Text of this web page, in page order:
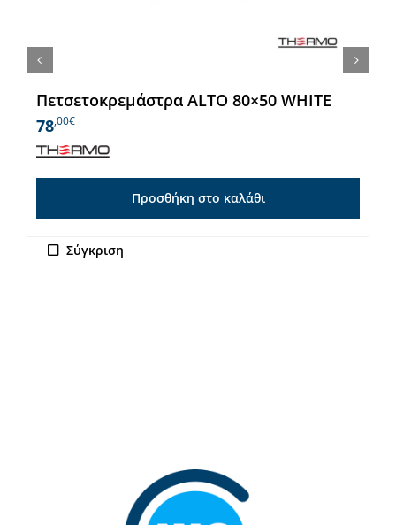
Πετσετοκρεμάστρα ALTO 80×50 WHITE
78,00€
Προσθήκη στο καλάθι
Σύγκριση